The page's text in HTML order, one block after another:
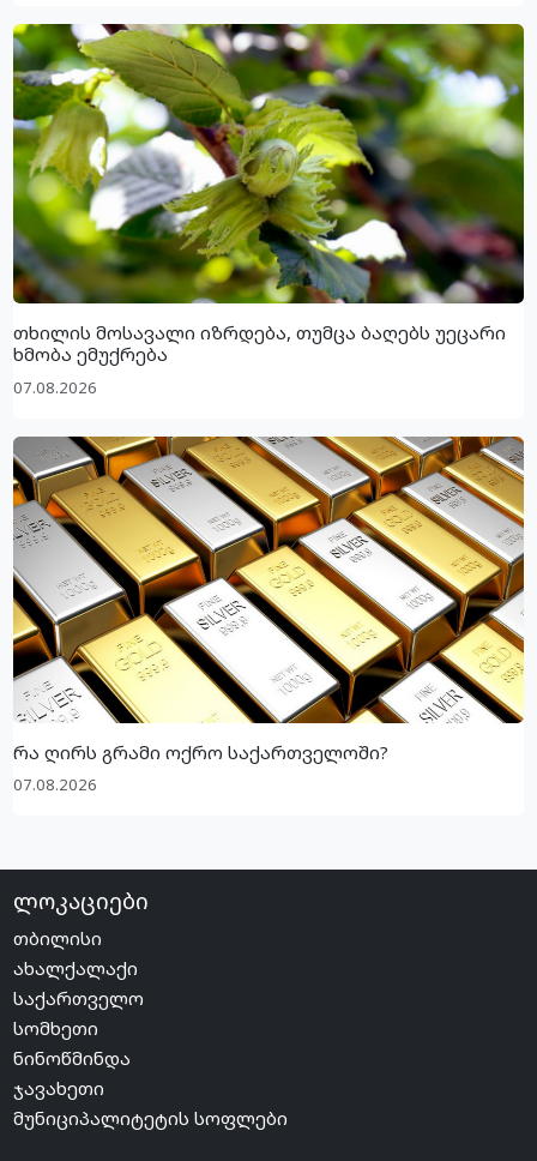
თხილის მოსავალი იზრდება, თუმცა ბაღებს უეცარი
ხმობა ემუქრება
07.08.2026
რა ღირს გრამი ოქრო საქართველოში?
07.08.2026
ლოკაციები
თბილისი
ახალქალაქი
საქართველო
სომხეთი
ნინოწმინდა
ჯავახეთი
მუნიციპალიტეტის სოფლები